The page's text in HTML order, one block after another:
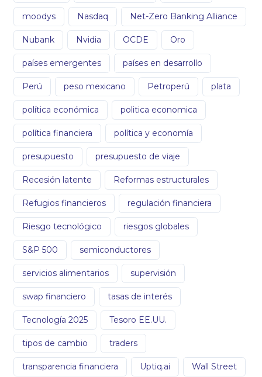
moodys Nasdaq Net-Zero Banking Alliance
Nubank Nvidia OCDE Oro
países emergentes países en desarrollo
Perú peso mexicano Petroperú plata
política económica politica economica
política financiera política y economía
presupuesto presupuesto de viaje
Recesión latente Reformas estructurales
Refugios financieros regulación financiera
Riesgo tecnológico riesgos globales
S&P 500 semiconductores
servicios alimentarios supervisión
swap financiero tasas de interés
Tecnología 2025 Tesoro EE.UU.
tipos de cambio traders
transparencia financiera Uptiq.ai Wall Street